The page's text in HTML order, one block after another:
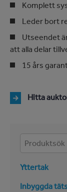
Yttertak
Inbyggda
Komplett
Leder bort
Utseendet
att alla delar
15 års
Hitta